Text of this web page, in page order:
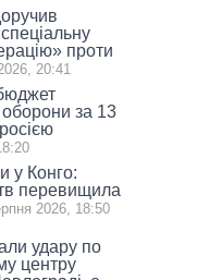
проти
20:41
оборони за 13
у Конго:
перевищила
2026, 18:50
удару по
центру